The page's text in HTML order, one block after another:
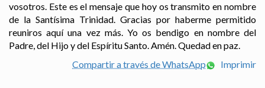
vosotros. Este es el mensaje que hoy os transmito en nombre
de la Santísima Trinidad. Gracias por haberme permitido
reuniros aquí una vez más. Yo os bendigo en nombre del
Padre, del Hijo y del Espíritu Santo. Amén. Quedad en paz.
Compartir a través de WhatsApp
Imprimir